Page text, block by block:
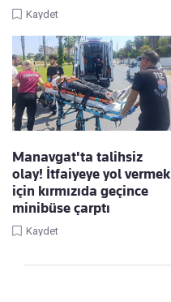
Kaydet
Manavgat'ta talihsiz
olay! İtfaiyeye yol vermek
için kırmızıda geçince
minibüse çarptı
Kaydet